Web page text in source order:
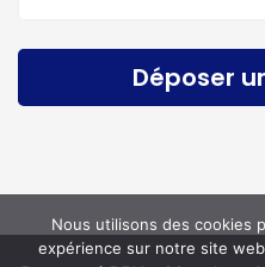
Déposer
Nous utilisons des cookies
expérience sur notre site